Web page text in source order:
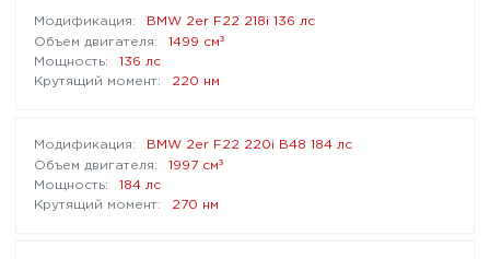
BMW 2er F22 218i 136 лс
1499 см³
136 лс
220 нм
BMW 2er F22 220i B48 184 лс
1997 см³
184 лс
270 нм